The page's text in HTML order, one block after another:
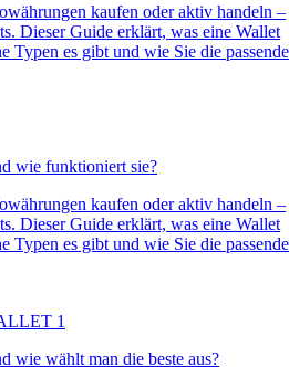
kaufen oder aktiv handeln –
Dieser Guide erklärt, was eine Wallet
Typen es gibt und wie Sie die passende
wie funktioniert sie?
kaufen oder aktiv handeln –
Dieser Guide erklärt, was eine Wallet
Typen es gibt und wie Sie die passende
wie wählt man die beste aus?